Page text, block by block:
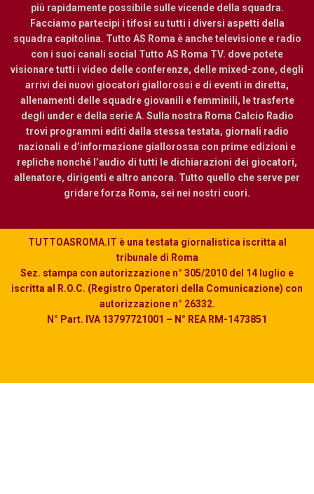
più rapidamente possibile sulle vicende della squadra.
Facciamo partecipi i tifosi su tutti i diversi aspetti della
squadra capitolina. Tutto AS Roma è anche televisione e radio
con i suoi canali social Tutto AS Roma TV. dove potete
visionare tutti i video delle conferenze, delle mixed-zone, degli
arrivi dei nuovi giocatori giallorossi e di eventi in diretta,
allenamenti delle squadre giovanili e femminili, le trasferte
degli under e della serie A. Sulla nostra Roma Calcio Radio
trovi programmi editi dalla stessa testata, giornali radio
nazionali e d’informazione giallorossa con prime edizioni e
repliche nonché l’audio di tutti le dichiarazioni dei giocatori,
allenatore, dirigenti e altro ancora. Tutto quello che serve per
gridare forza Roma, sei nei nostri cuori.
TUTTOASROMA.IT è una testata giornalistica iscritta al
tribunale di Roma
Sez. stampa con autorizzazione n° 305/2010 del 14 luglio e
iscritta al R.O.C. (Registro Operatori della Comunicazione) con
autorizzazione n° 26332.
N° Part. IVA 13797721001 – N° REA RM-1473851